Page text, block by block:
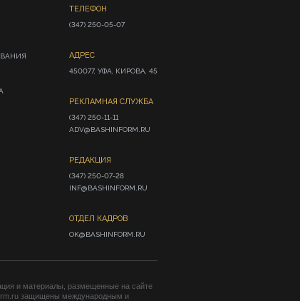
ТЕЛЕФОН
(347) 250-05-07
АДРЕС
450077, УФА, КИРОВА, 45
РЕКЛАМНАЯ СЛУЖБА
(347) 250-11-11
ADV@BASHINFORM.RU
РЕДАКЦИЯ
(347) 250-07-28
INF@BASHINFORM.RU
ОТДЕЛ КАДРОВ
OK@BASHINFORM.RU
и материалы, размещенные на сайте
защищены международным и